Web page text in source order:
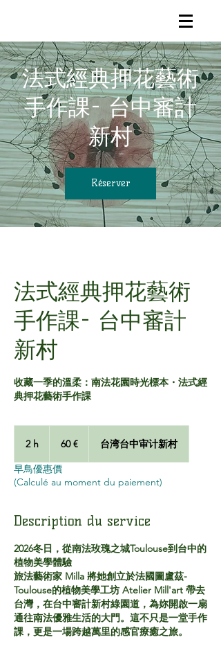
法式經典押花藝術
手作課- 台中審計
新村
Réserver
法式經典押花藝術
手作課- 台中審計
新村
收藏一季的溫柔：南法花園時光標本・法式經
典押花藝術手作課
2 h 60 €
台湾台中审计新村
早鳥優惠價
(Calculé au moment du paiement)
Description du service
2026冬日，從南法玫瑰之城Toulouse到台中的
植物美學體驗
旅法藝術家 Milla 將她創立於法國圖盧茲-
Toulouse的植物美學工坊 Atelier Mill'art 帶去
台灣，在台中審計新村綠園道，為妳開啟一扇
通往南法優雅生活的大門。這不只是一堂手作
課，更是一場跨越萬里的感官療癒之旅。